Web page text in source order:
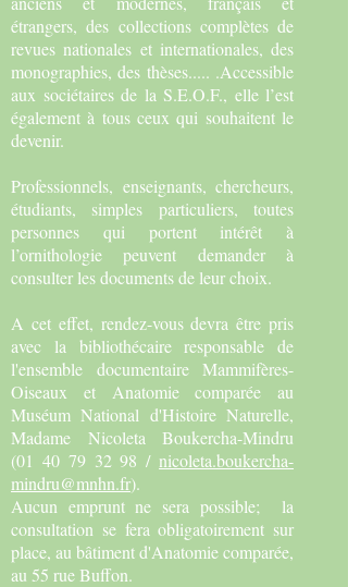
étrangers, des collections complètes de
revues nationales et internationales, des
monographies, des thèses..... .Accessible
aux sociétaires de la S.E.O.F., elle l’est
également à tous ceux qui souhaitent le
devenir.
Professionnels, enseignants, chercheurs,
étudiants, simples particuliers, toutes
personnes qui portent intérêt à
l’ornithologie peuvent demander à
consulter les documents de leur choix.
A cet effet, rendez-vous devra être pris
avec la bibliothécaire responsable de
l'ensemble documentaire Mammifères-
Oiseaux et Anatomie comparée au
Muséum National d'Histoire Naturelle,
Madame Nicoleta Boukercha-Mindru
(01 40 79 32 98 / nicoleta.boukercha-
mindru@mnhn.fr).
Aucun emprunt ne sera possible; la
consultation se fera obligatoirement sur
place, au bâtiment d'Anatomie comparée,
au 55 rue Buffon.